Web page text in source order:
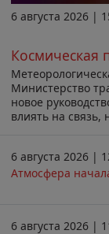
6 августа 2026 |
Космическая
Министерство
новое
влиять на связь,
6 августа 2026 |
Атмосфера
6 августа 2026 |